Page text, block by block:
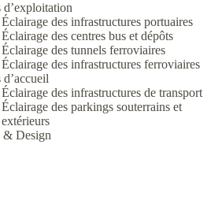
d’exploitation
Éclairage des infrastructures portuaires
Éclairage des centres bus et dépôts
Éclairage des tunnels ferroviaires
Éclairage des infrastructures ferroviaires
d’accueil
Éclairage des infrastructures de transport
Éclairage des parkings souterrains et
extérieurs
& Design